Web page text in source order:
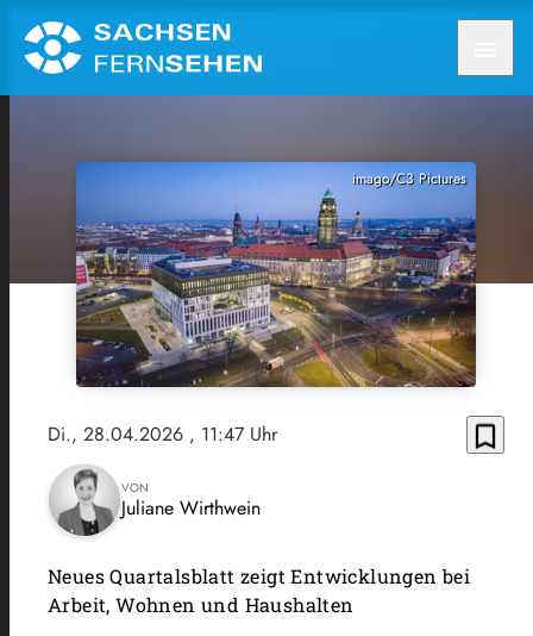
imago/C3 Pictures
Di., 28.04.2026 , 11:47 Uhr bookmark_border
VON
Juliane Wirthwein
Neues Quartalsblatt zeigt Entwicklungen bei
Arbeit, Wohnen und Haushalten